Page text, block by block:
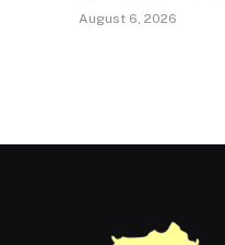
August 6, 2026